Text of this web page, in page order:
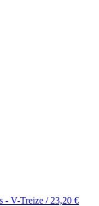
- V-Treize / 23,20 €